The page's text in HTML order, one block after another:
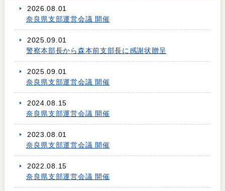
2026.08.01
奈良県支部運営会議 開催
2025.09.01
警察本部長から森本前支部長に感謝状贈呈
2025.09.01
奈良県支部運営会議 開催
2024.08.15
奈良県支部運営会議 開催
2023.08.01
奈良県支部運営会議 開催
2022.08.15
奈良県支部運営会議 開催